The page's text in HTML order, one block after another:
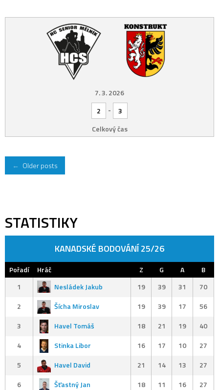
7. 3. 2026
2
-
3
Celkový čas
Posts
← Older posts
STATISTIKY
KANADSKÉ BODOVÁNÍ 25/26
Pořadí Hráč Z G A
B
1
Nesládek Jakub 19 39 31
70
2
Šícha Miroslav 19 39 17
56
3
Havel Tomáš 18 21 19
40
4
Stinka Libor 16 17 10
27
5
Havel David 21 14 13
27
6
Šťastný Jan 18 11 16
27